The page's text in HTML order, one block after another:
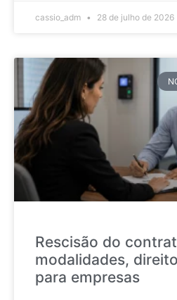
cassio_adm 28 de julho de 2026
Rescisão do
modalidades,
para empresas